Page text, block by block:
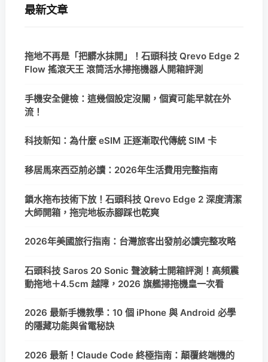
最新文章
拖地不再是「把髒水抹開」！石頭科技 Qrevo Edge 2
Flow 搖滾天王 滾筒活水掃拖機器人開箱評測
手機安全健檢：這幾個設定沒關，個資可能早就在外
流！
科技新知：為什麼 eSIM 正逐漸取代傳統 SIM 卡
移居馬來西亞前必讀：2026年生活費用完整指南
鎖水拖布技術下放！石頭科技 Qrevo Edge 2 深度清潔
大師開箱，拖完地板赤腳踩也乾爽
2026年美國旅行指南：台灣旅客出發前必讀完整攻略
石頭科技 Saros 20 Sonic 聲波騎士開箱評測！高頻震
動拖地＋4.5cm 越障，2026 旗艦掃拖機皇一次看
2026 最新手機教學：10 個 iPhone 與 Android 必學
的隱藏功能與省電秘訣
2026 最新！Claude Code 終極指南：顛覆終端機的